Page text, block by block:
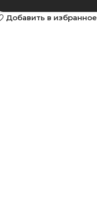
Добавить в избранное